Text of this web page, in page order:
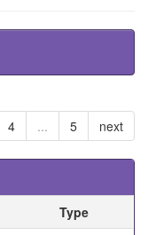
4 ... 5 next
Type